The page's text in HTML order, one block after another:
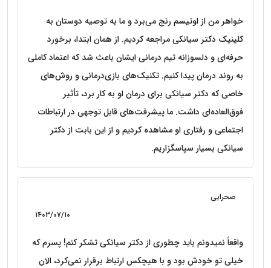
خواهر من از اوتیسم رنج می‌برد و ما به توصیه دوستان به
کلینیک دکتر سیانکی مراجعه کردیم. از همان ابتدا، برخورد
حرفه‌ای و دلسوزانه تیم درمانی ایشان باعث شد که اعتماد کاملی
به روند درمان پیدا کنیم. تکنیک‌های بازی‌درمانی و روش‌های
خاصی که دکتر سیانکی برای درمان او به کار برد، تأثیر
فوق‌العاده‌ای داشت. ما پیشرفت‌های قابل توجهی در ارتباطات
اجتماعی و رفتاری او مشاهده کردیم و از این بابت از دکتر
سیانکی بسیار سپاسگزاریم.
صحرایی
1403/07/10
واقعاً نمیدونم باید چطوری از دکتر سیانکی تشکر کنم! پسرم که
خیلی تو خودش بود و با هیچکس ارتباط برقرار نمی‌کرد، الان